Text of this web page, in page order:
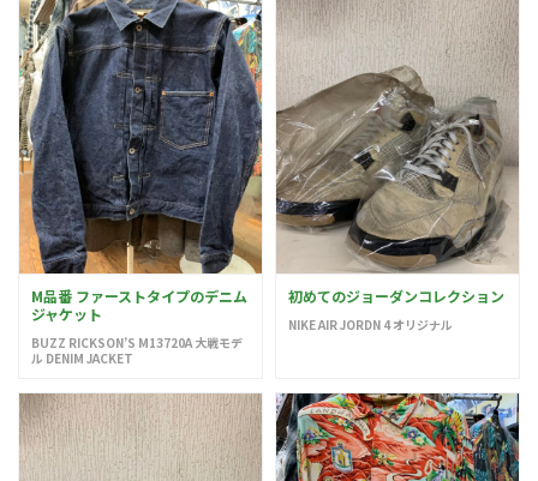
M品番 ファーストタイプのデニム
ジャケット
BUZZ RICKSON’S M13720A 大戦モデ
ル DENIM JACKET
初めてのジョーダンコレクション
NIKE AIR JORDN 4 オリジナル